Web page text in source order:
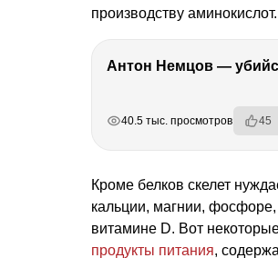
производству аминокислот.
40.5 тыс. просмотров 45
Кроме белков скелет
кальции, магнии, фосфоре,
витамине D. Вот
продукты питания,